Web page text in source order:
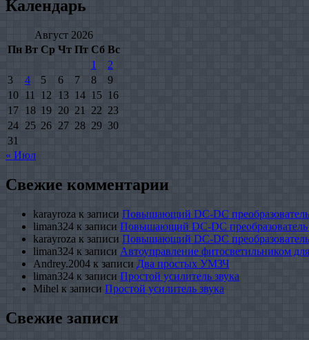
Календарь
Август 2026
Пн Вт Ср Чт Пт Сб Вс
1
2
3
4 5 6 7 8
9
10 11 12 13 14 15 16
17 18 19 20 21 22 23
24 25 26 27 28 29 30
31
« Июл
Свежие комментарии
karayroza к записи Повышающий DC-DC
liman324 к записи Повышающий DC-DC
karayroza к записи Повышающий DC-DC
liman324 к записи Автоуправление фитосветильником
Andrey.2004 к записи Два простых УМЗЧ
liman324 к записи Простой усилитель звука
Mihel к записи Простой усилитель звука
Свежие записи